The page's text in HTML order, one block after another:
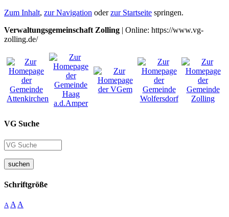
Zum Inhalt, zur Navigation oderzur Startseite springen.
Verwaltungsgemeinschaft Zolling | Online: https://www.vg-
zolling.de/
VG Suche
suchen
Schriftgröße
A A A